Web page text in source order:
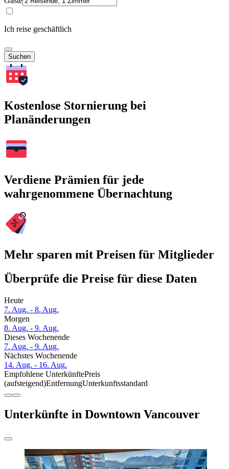
Ich reise geschäftlich
Suchen
Kostenlose Stornierung bei
Planänderungen
Verdiene Prämien für jede
wahrgenommene Übernachtung
Mehr sparen mit Preisen für Mitglieder
Überprüfe die Preise für diese Daten
Heute
7. Aug. - 8. Aug.
Morgen
8. Aug. - 9. Aug.
Dieses Wochenende
7. Aug. - 9. Aug.
Nächstes Wochenende
14. Aug. - 16. Aug.
Empfohlene UnterkünftePreis
(aufsteigend)EntfernungUnterkunftsstandard
Unterkünfte in Downtown Vancouver